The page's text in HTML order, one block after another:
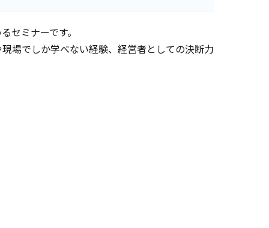
セミナーです。
場でしか学べない経験、経営者としての決断力